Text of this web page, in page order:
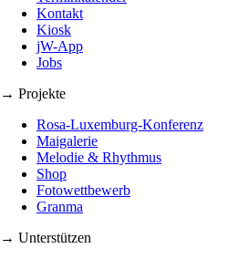
Kontakt
Kiosk
jW-App
Jobs
→ Projekte
Rosa-Luxemburg-Konferenz
Maigalerie
Melodie & Rhythmus
Shop
Fotowettbewerb
Granma
→ Unterstützen